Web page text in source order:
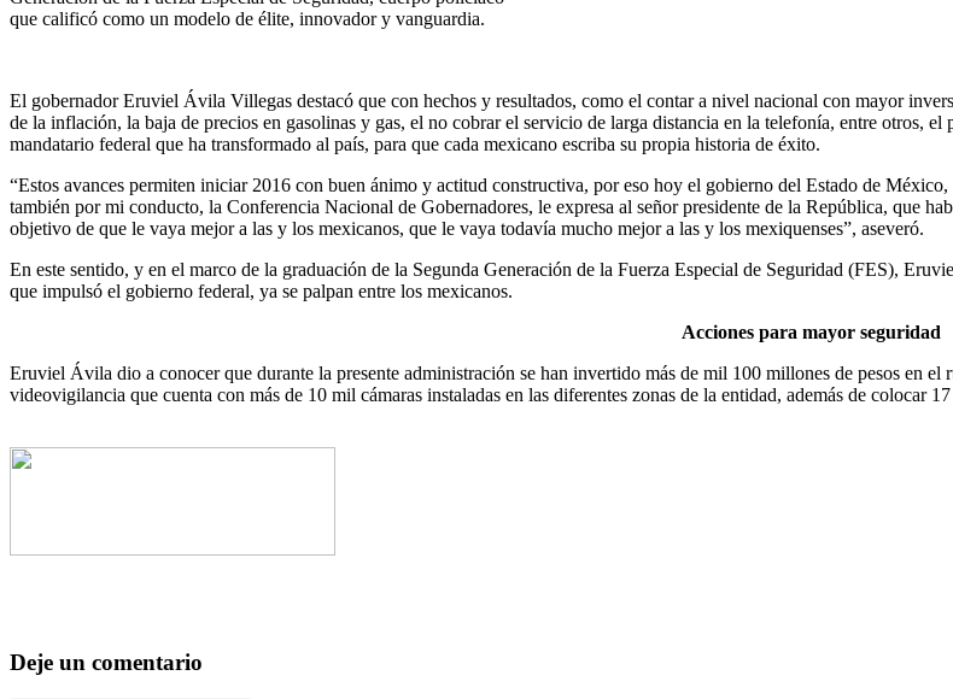
que calificó como un modelo de élite, innovador y vanguardia.
El gobernador Eruviel Ávila Villegas destacó que con hechos y resultados, como el contar a nivel nacional con mayor
de la inflación, la baja de precios en gasolinas y gas, el no cobrar el servicio de larga distancia en la telefonía, entre otros,
mandatario federal que ha transformado al país, para que cada mexicano escriba su propia historia de éxito.
“Estos avances permiten iniciar 2016 con buen ánimo y actitud constructiva, por eso hoy el gobierno del Estado de
también por mi conducto, la Conferencia Nacional de Gobernadores, le expresa al señor presidente de la República, que
objetivo de que le vaya mejor a las y los mexicanos, que le vaya todavía mucho mejor a las y los mexiquenses”, aseveró.
En este sentido, y en el marco de la graduación de la Segunda Generación de la Fuerza Especial de Seguridad (FES),
que impulsó el gobierno federal, ya se palpan entre los mexicanos.
Acciones para mayor seguridad
Eruviel Ávila dio a conocer que durante la presente administración se han invertido más de mil 100 millones de pesos en
videovigilancia que cuenta con más de 10 mil cámaras instaladas en las diferentes zonas de la entidad, además de colocar
Deje un comentario